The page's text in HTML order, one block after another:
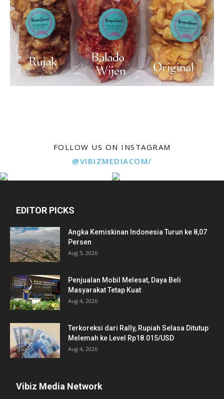
FOLLOW US ON INSTAGRAM
@VIBIZMEDIACOM/
EDITOR PICKS
Angka Kemiskinan Indonesia Turun ke 8,07
Persen
Aug 5, 2026
Penjualan Mobil Melesat, Daya Beli
Masyarakat Tetap Kuat
Aug 4, 2026
Terkoreksi dari Rally, Rupiah Selasa Ditutup
Melemah ke Level Rp18.015/USD
Aug 4, 2026
Vibiz Media Network